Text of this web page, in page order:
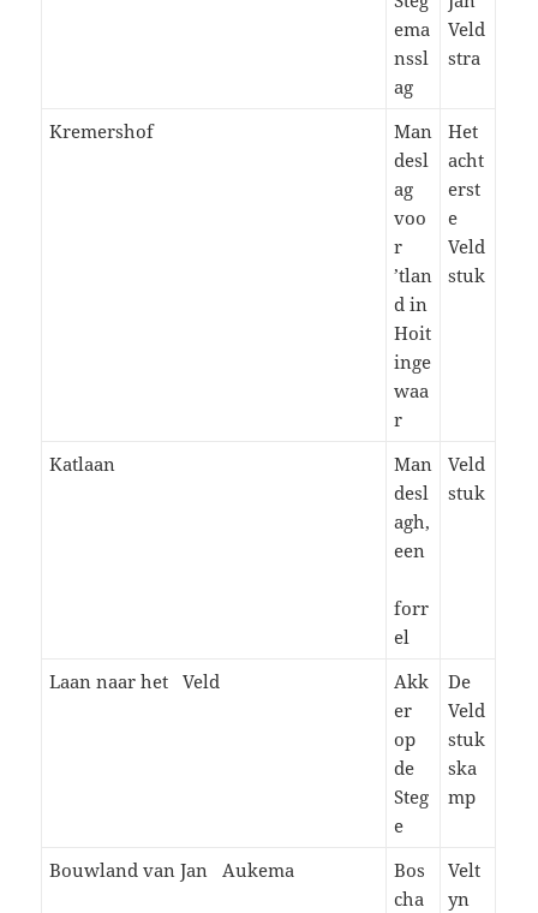
ema
nssl
ag
Veld
stra
Kremershof
Man
desl
ag
voo
r
’tlan
d in
Hoit
inge
waa
r
Het
acht
erst
e
Veld
stuk
Katlaan
Man
desl
agh,
een
forr
el
Veld
stuk
Laan naar het Veld
Akk
er
op
de
Steg
e
De
Veld
stuk
ska
mp
Bouwland van Jan Aukema
Bos
cha
Velt
yn